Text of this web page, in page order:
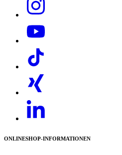
Download PDF
ONLINESHOP-INFORMATIONEN